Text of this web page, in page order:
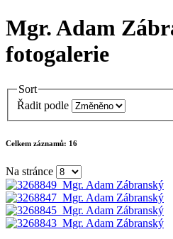
Mgr. Adam
fotogalerie
Sort
Řadit podle
Celkem záznamů: 16
Na stránce